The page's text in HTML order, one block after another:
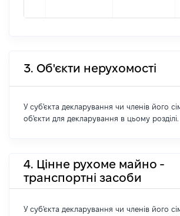
3. Об'єкти нерухомості
У суб'єкта декларування чи членів його
об'єкти для декларування в цьому розділі.
4. Цінне рухоме майно -
транспортні засоби
У суб'єкта декларування чи членів його